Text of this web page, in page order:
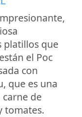
platillos que
el Poc
con
que es una
de
tomates.